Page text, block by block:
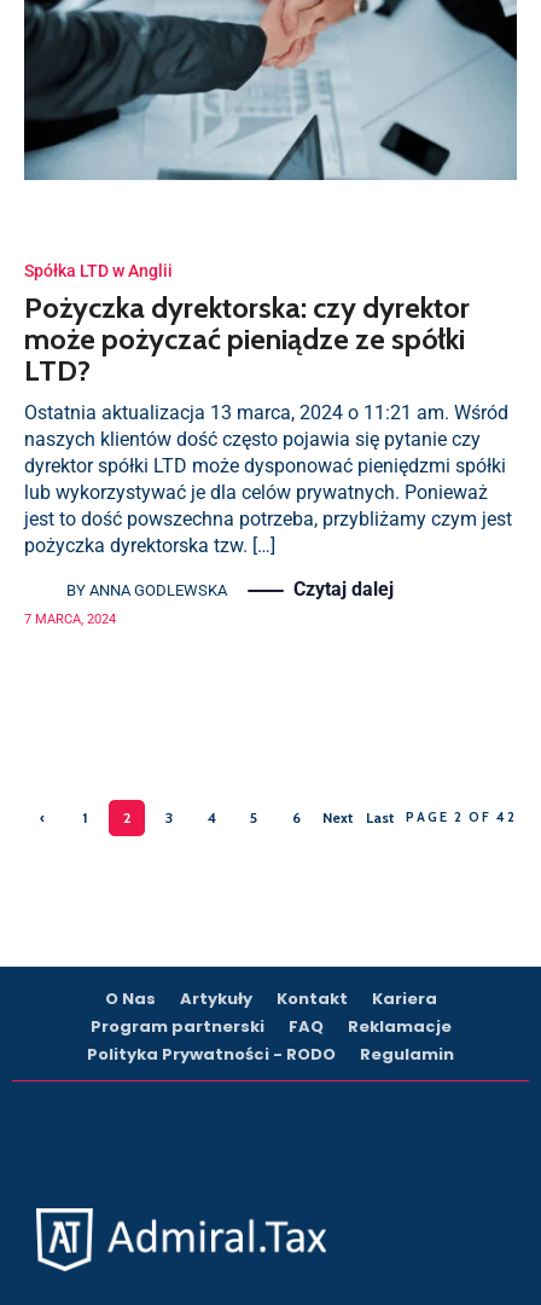
Spółka LTD w Anglii
Pożyczka dyrektorska: czy dyrektor
może pożyczać pieniądze ze spółki
LTD?
Ostatnia aktualizacja 13 marca, 2024 o 11:21 am. Wśród
naszych klientów dość często pojawia się pytanie czy
dyrektor spółki LTD może dysponować pieniędzmi spółki
lub wykorzystywać je dla celów prywatnych. Ponieważ
jest to dość powszechna potrzeba, przybliżamy czym jest
pożyczka dyrektorska tzw. […]
BY ANNA GODLEWSKA Czytaj dalej
7 MARCA, 2024
‹
1 2 3 4 5 6
Next
Last
PAGE 2 OF 42
O Nas Artykuły Kontakt
Kariera
Program partnerski
FAQ
Reklamacje
Polityka Prywatności - RODO
Regulamin